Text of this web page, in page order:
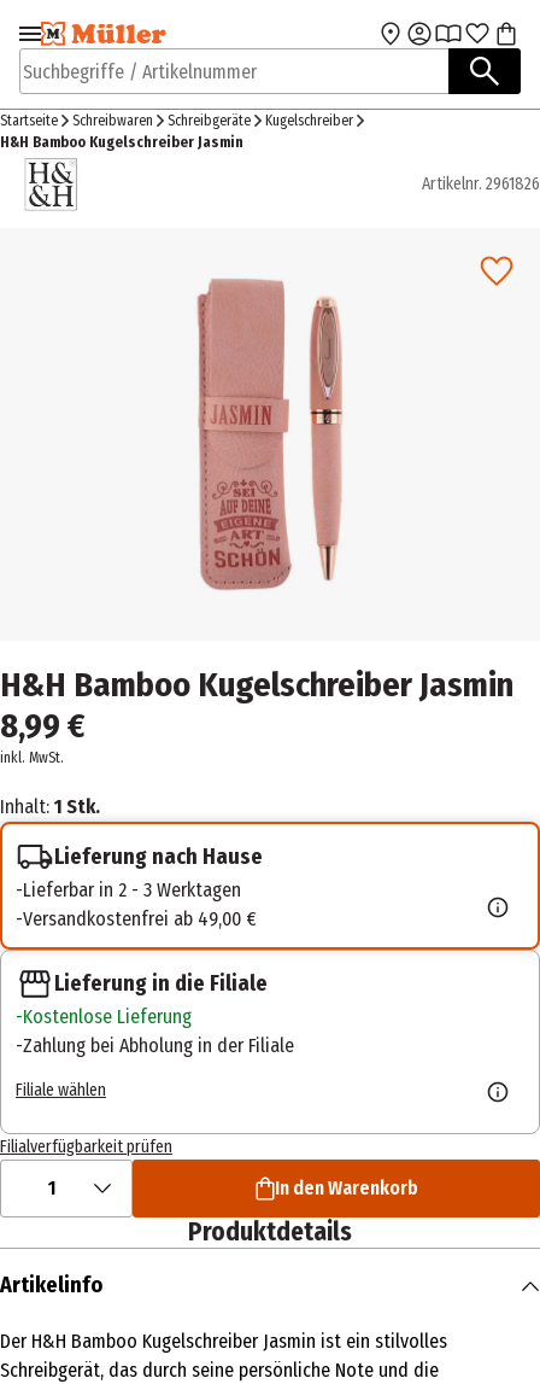
Zur Navigation
springen
Zum Hauptinhalt
Suchbegriffe / Artikelnummer
Startseite Schreibwaren Schreibgeräte
Kugelschreiber
H&H Bamboo Kugelschreiber Jasmin
Artikelnr. 2961826
H&H Bamboo Kugelschreiber Jasmin
8,99 €
inkl. MwSt.
Inhalt: 1 Stk.
Lieferung nach Hause
Lieferbar in 2 - 3 Werktagen
Versandkostenfrei ab 49,00 €
Lieferung in die Filiale
Kostenlose Lieferung
Zahlung bei Abholung in der Filiale
Filiale wählen
Filialverfügbarkeit prüfen
1 In den Warenkorb
Produktdetails
Artikelinfo
Der H&H Bamboo Kugelschreiber Jasmin ist ein stilvolles
Schreibgerät, das durch seine persönliche Note und die